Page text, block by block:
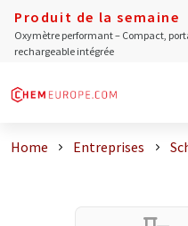
Produit de la semaine
Oxymètre performant – Compact,
rechargeable intégrée
Home Entreprises